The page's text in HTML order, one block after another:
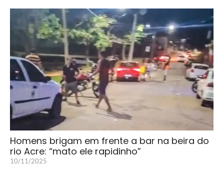
Homens brigam em frente a bar na beira do
rio Acre: “mato ele rapidinho”
10/11/2025